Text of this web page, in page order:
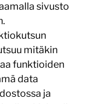
sivusto
mitäkin
funktioiden
data
ja